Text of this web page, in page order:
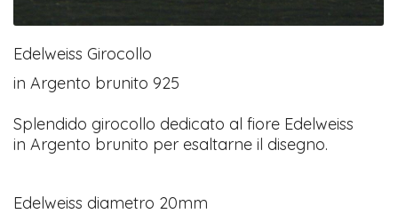
Edelweiss Girocollo
in Argento brunito 925
Splendido girocollo dedicato al fiore Edelweiss
in Argento brunito per esaltarne il disegno.
Edelweiss diametro 20mm